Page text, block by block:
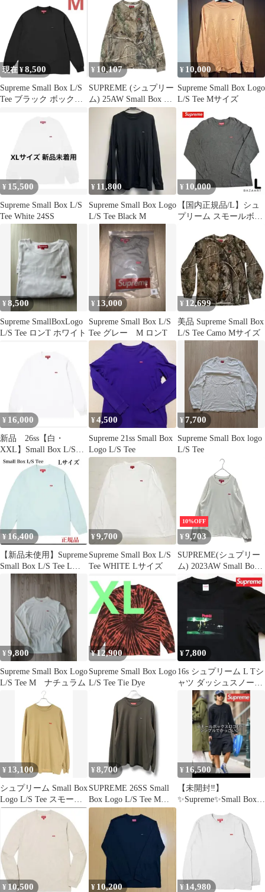
現在 ¥8,500
Supreme Small Box L/S
Tee ブラック ボックス
¥ 10,107
SUPREME (シュプリー
ム) 25AW Small Box L/S
Tee Realtree AP Camo ス
モールボックスロゴ リ
アルツリー クルーネッ
ク長袖tシャツカットソ
ー ロンT カモ
¥ 10,000
Supreme Small Box Logo
L/S Tee Mサイズ
¥ 15,500
Supreme Small Box L/S
Tee White 24SS
¥ 11,800
Supreme Small Box Logo
L/S Tee Black M
¥ 10,000
【国内正規品/L】シュ
プリーム スモールボッ
¥8,500
Supreme SmallBoxLogo
L/S Tee ロンT ホワイト
¥ 13,000
Supreme Small Box L/S
Tee グレー M ロンT
¥ 12,699
美品 Supreme Small Box
L/S Tee Camo Mサイズ
¥ 16,000
新品 26ss【白・
XXL】Small Box L/S
Tee supreme
¥4,500
Supreme 21ss Small Box
Logo L/S Tee
¥7,700
Supreme Small Box logo
L/S Tee
¥ 16,400
【新品未使用】Supreme
Small Box L/S Tee Lラ
イトブルー
¥9,700
Supreme Small Box L/S
Tee WHITE Lサイズ
10%OFF
¥ 9,703
SUPREME(シュプリー
ム) 2023AW Small Box
Logo L/S Tee スモール
ボックス ロゴ 長袖 Tシ
¥9,800
Supreme Small Box Logo
L/S Tee M ナチュラム
¥12,900
Supreme Small Box Logo
L/S Tee Tie Dye
¥7,800
16s シュプリーム L Tシ
ャツ ダッシュスノー
hell フォト 黒 古着
¥ 13,100
シュプリーム Small Box
Logo L/S Tee スモール
ボックスロゴ刺繍長袖
カットソー メンズ L
¥ 8,700
SUPREME 26SS Small
Box Logo L/S Tee Mサ
イズ ブラック
¥ 16,500
【未開封‼️】
✨Supreme✨Small Box
Logo Long Tee 黒
¥ 10,500 ¥ 10,200 ¥ 14,980